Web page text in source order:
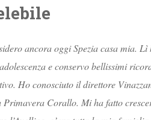
ancora oggi Spezia casa mia.
e conservo bellissimi
Ho conosciuto il direttore
Primavera Corallo. Mi ha fatto